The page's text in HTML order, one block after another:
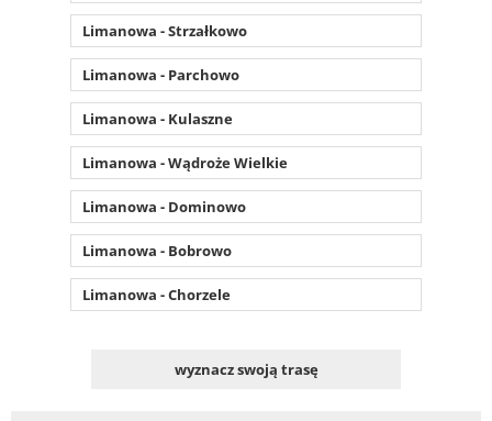
Limanowa - Strzałkowo
Limanowa - Parchowo
Limanowa - Kulaszne
Limanowa - Wądroże Wielkie
Limanowa - Dominowo
Limanowa - Bobrowo
Limanowa - Chorzele
wyznacz swoją trasę